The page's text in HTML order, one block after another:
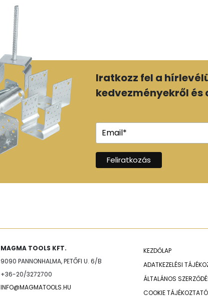
Iratkozz fel a
kedvezményekről
MAGMA TOOLS KFT.
9090 PANNONHALMA, PETŐFI U. 6/B
+36-20/3272700
INFO@MAGMATOOLS.HU
KEZDŐLAP
ADATKEZELÉSI
ÁLTALÁNOS
COOKIE TÁJÉKOZTATÓ